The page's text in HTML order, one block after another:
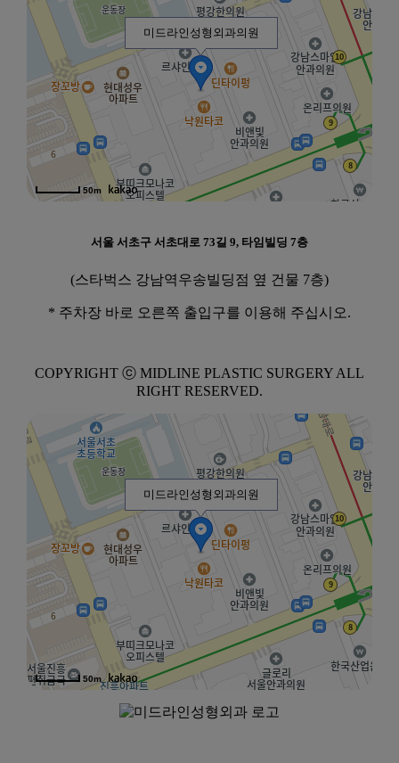
미드라인성형외과의원
50m
서울 서초구 서초대로 73길 9, 타임빌딩 7층
(스타벅스 강남역우송빌딩점 옆 건물 7층)
* 주차장 바로 오른쪽 출입구를 이용해 주십시오.
COPYRIGHT ⓒ MIDLINE PLASTIC SURGERY ALL
RIGHT RESERVED.
미드라인성형외과의원
50m